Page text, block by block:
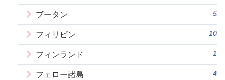
ブータン 5
フィリピン 10
フィンランド 1
フェロー諸島 4